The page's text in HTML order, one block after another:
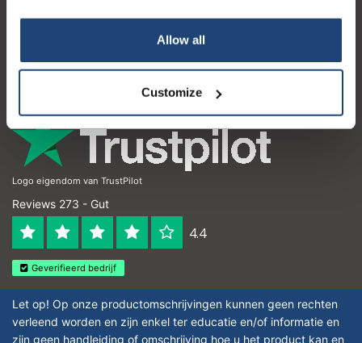
Allow all
Customize
Mein Konto
Logo eigendom van TrustPilot
Reviews 273 - Gut
4.4
Geverifieerd bedrijf
Let op! Op onze productomschrijvingen kunnen geen rechten
verleend worden en zijn enkel ter educatie en/of informatie en
zijn geen handleiding of omschrijving hoe u het product kan en